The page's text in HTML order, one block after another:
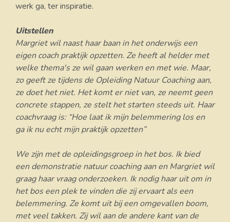
werk ga, ter inspiratie.
Uitstellen
Margriet wil naast haar baan in het onderwijs een
eigen coach praktijk opzetten. Ze heeft al helder met
welke thema's ze wil gaan werken en met wie. Maar,
zo geeft ze tijdens de Opleiding Natuur Coaching aan,
ze doet het niet. Het komt er niet van, ze neemt geen
concrete stappen, ze stelt het starten steeds uit. Haar
coachvraag is: “Hoe laat ik mijn belemmering los en
ga ik nu echt mijn praktijk opzetten”
We zijn met de opleidingsgroep in het bos. Ik bied
een demonstratie natuur coaching aan en Margriet wil
graag haar vraag onderzoeken. Ik nodig haar uit om in
het bos een plek te vinden die zij ervaart als een
belemmering. Ze komt uit bij een omgevallen boom,
met veel takken. Zij wil aan de andere kant van de